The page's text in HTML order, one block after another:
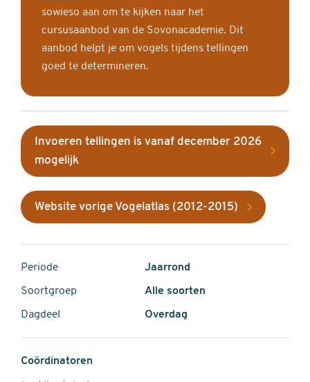
sowieso aan om te kijken naar het
cursusaanbod van de Sovonacademie. Dit
aanbod helpt je om vogels tijdens tellingen
goed te determineren.
Invoeren tellingen is vanaf december 2026
mogelijk
Website vorige Vogelatlas (2012-2015)
Periode Jaarrond
Soortgroep Alle soorten
Dagdeel Overdag
Coördinatoren